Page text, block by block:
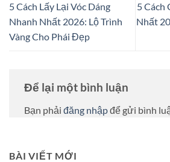
5 Cách Lấy Lại Vóc Dáng
Nhanh Nhất 2026: Lộ Trình
Vàng Cho Phái Đẹp
5 Cách
Nhất
Để lại một bình luận
Bạn phải đăng nhậpđể gửi bình
BÀI VIẾT MỚI